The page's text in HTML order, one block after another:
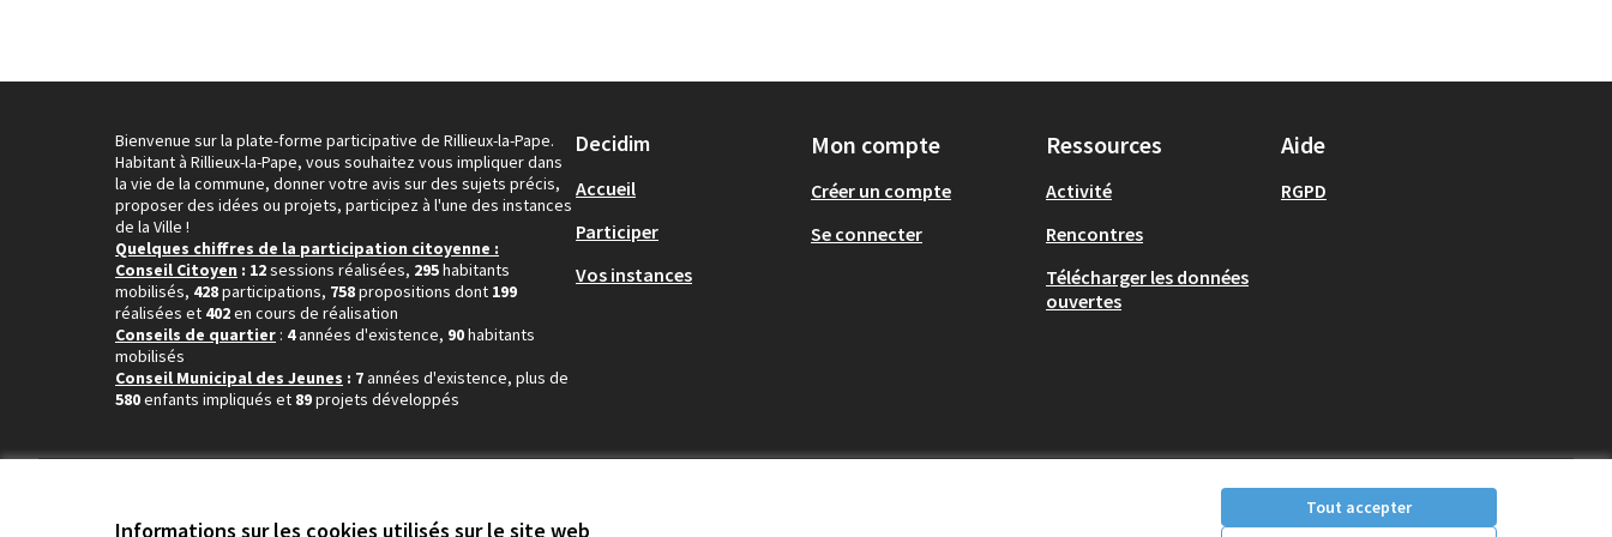
Informations sur les cookies utilisés sur le site web
Tout accepter
Bienvenue sur la plate-forme participative de Rillieux-la-Pape.
Habitant à Rillieux-la-Pape, vous souhaitez vous impliquer dans
la vie de la commune, donner votre avis sur des sujets précis,
proposer des idées ou projets, participez à l'une des instances
de la Ville !
Quelques chiffres de la participation citoyenne :
Conseil Citoyen : 12sessions réalisées, 295habitants
mobilisés, 428participations, 758propositions dont 199
réalisées et 402en cours de réalisation
Conseils de quartier : 4années d'existence, 90habitants
mobilisés
Conseil Municipal des Jeunes : 7années d'existence, plus de
580enfants impliqués et 89projets développés
Decidim
Accueil
Participer
Vos instances
Mon compte
Créer un compte
Se connecter
Ressources
Activité
Rencontres
Télécharger les données
ouvertes
Aide
RGPD